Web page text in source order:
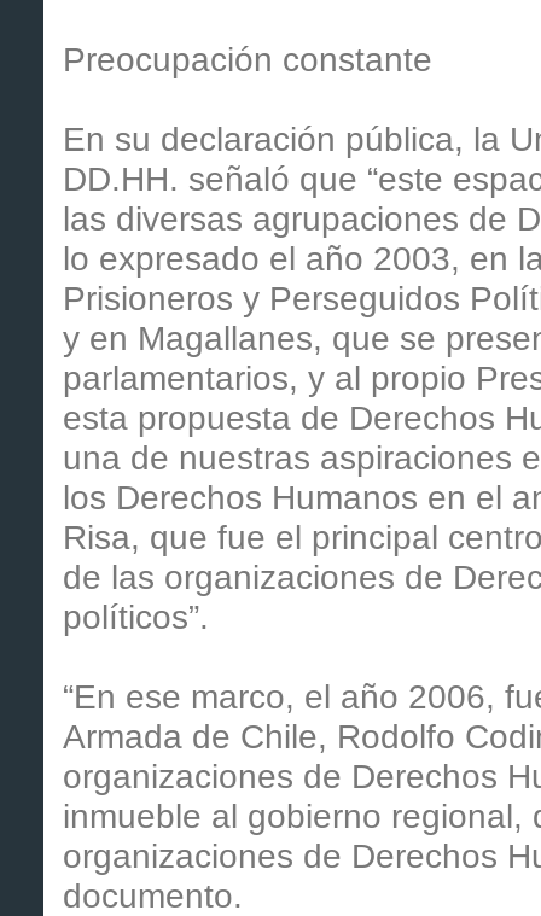
Preocupación constante
En su declaración pública, la
DD.HH. señaló que “este
las diversas agrupaciones de
lo expresado el año 2003, en
Prisioneros y Perseguidos
y en Magallanes, que se
parlamentarios, y al propio
esta propuesta de Derechos
una de nuestras aspiraciones
los Derechos Humanos en el
Risa, que fue el principal
de las organizaciones de
políticos”.
“En ese marco, el año 2006,
Armada de Chile, Rodolfo
organizaciones de Derechos
inmueble al gobierno
organizaciones de Derechos
documento.